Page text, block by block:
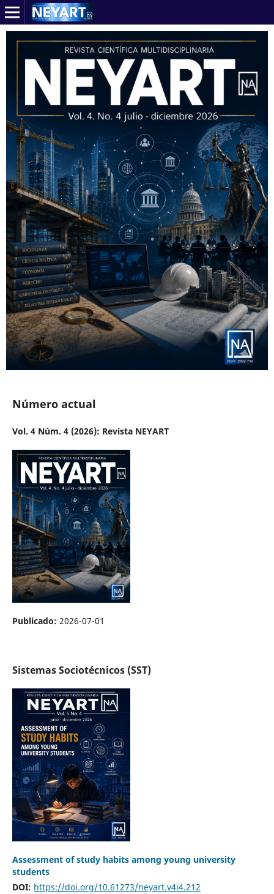
Número actual
Vol. 4 Núm. 4 (2026): Revista NEYART
Publicado: 2026-07-01
Sistemas Sociotécnicos (SST)
Assessment of study habits among young university
students
DOI: https://doi.org/10.61273/neyart.v4i4.212